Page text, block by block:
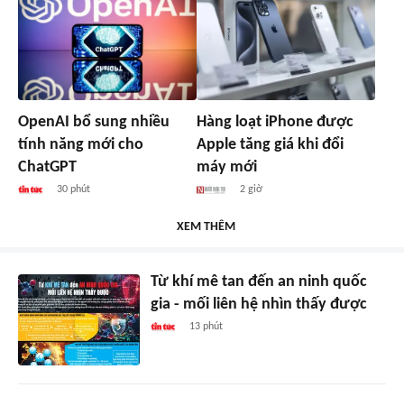
OpenAI bổ sung nhiều
tính năng mới cho
ChatGPT
30 phút
Hàng loạt iPhone được
Apple tăng giá khi đổi
máy mới
2 giờ
XEM THÊM
Từ khí mê tan đến an ninh quốc
gia - mối liên hệ nhìn thấy được
13 phút